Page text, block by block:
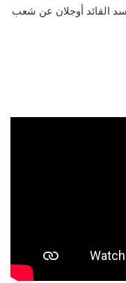
القائد أوجلان عن شعب